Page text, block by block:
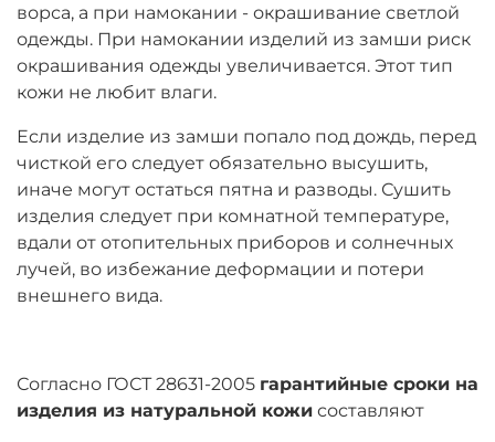
ворса, а при намокании - окрашивание светлой
одежды. При намокании изделий из замши риск
окрашивания одежды увеличивается. Этот тип
кожи не любит влаги.
Если изделие из замши попало под дождь, перед
чисткой его следует обязательно высушить,
иначе могут остаться пятна и разводы. Сушить
изделия следует при комнатной температуре,
вдали от отопительных приборов и солнечных
лучей, во избежание деформации и потери
внешнего вида.
Согласно ГОСТ 28631-2005 гарантийные сроки на
изделия из натуральной кожи составляют